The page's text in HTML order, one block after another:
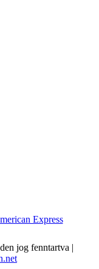
jog fenntartva |